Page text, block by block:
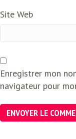
Site Web
Enregistrer mon
navigateur pour